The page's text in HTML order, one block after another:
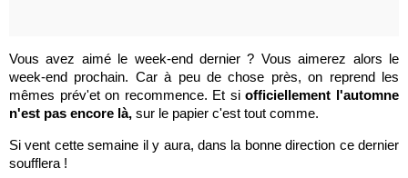
Vous avez aimé le week-end dernier ? Vous aimerez alors le
week-end prochain. Car à peu de chose près, on reprend les
mêmes prév'et on recommence. Et siofficiellement l'automne
n'est pas encore là, sur le papier c'est tout comme.
Si vent cette semaine il y aura, dans la bonne direction ce dernier
soufflera !